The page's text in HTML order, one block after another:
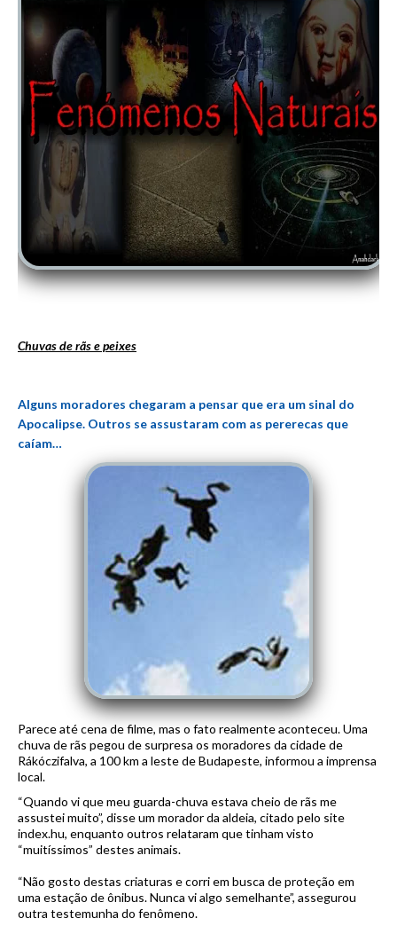
Chuvas de rãs e peixes
Alguns moradores chegaram a pensar que era um sinal do
Apocalipse. Outros se assustaram com as pererecas que
caíam…
Parece até cena de filme, mas o fato realmente aconteceu. Uma
chuva de rãs pegou de surpresa os moradores da cidade de
Rákóczifalva, a 100 km a leste de Budapeste, informou a imprensa
local.
“Quando vi que meu guarda-chuva estava cheio de rãs me
assustei muito”, disse um morador da aldeia, citado pelo site
index.hu, enquanto outros relataram que tinham visto
“muitíssimos” destes animais.
“Não gosto destas criaturas e corri em busca de proteção em
uma estação de ônibus. Nunca vi algo semelhante”, assegurou
outra testemunha do fenômeno.